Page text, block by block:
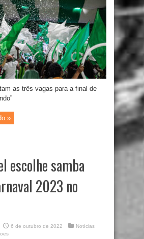
as três vagas para a final de
»
escolhe samba
2023 no
6 de outubro de 2022
Notícias